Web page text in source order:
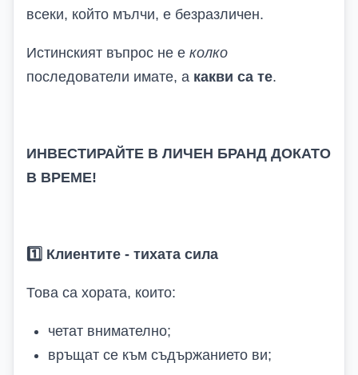
всеки, който мълчи, е безразличен.
Истинският въпрос не е колко
последователи имате, а какви са те.
ИНВЕСТИРАЙТЕ В ЛИЧЕН БРАНД ДОКАТО
В ВРЕМЕ!
1️ Клиентите - тихата сила
Това са хората, които:
четат внимателно;
връщат се към съдържанието ви;